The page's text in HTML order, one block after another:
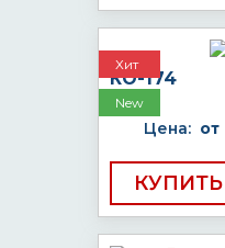
Хит
New
КО-174
Цена: от
КУПИТЬ